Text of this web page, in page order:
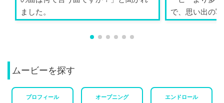
ました。
で、思い出の
ムービーを探す
プロフィール
オープニング
エンドロール